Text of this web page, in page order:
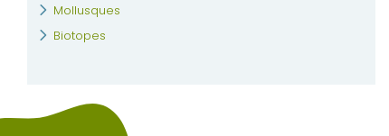
Mollusques
Biotopes